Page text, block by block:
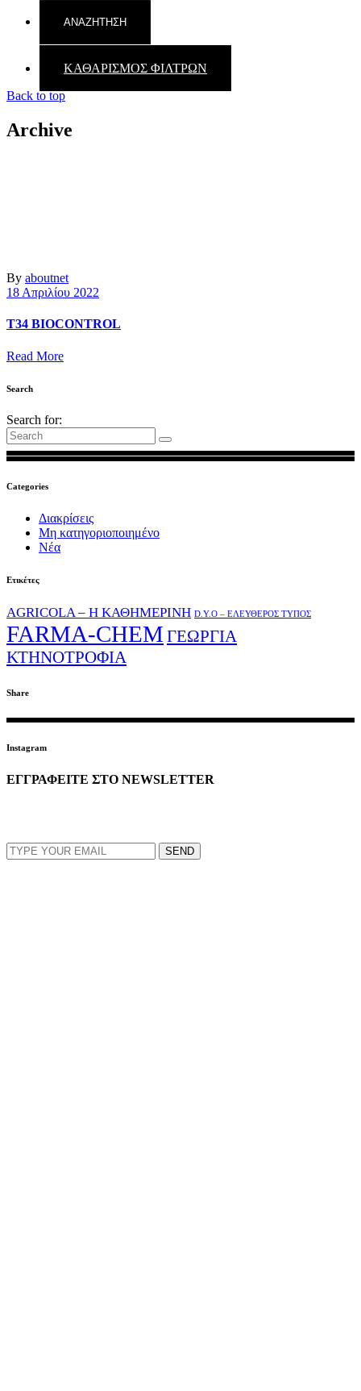
ΚΑΘΑΡΙΣΜΟΣ ΦΙΛΤΡΩΝ
Back to top
Archive
By aboutnet
18 Απριλίου 2022
T34 BIOCONTROL
Read More
Search
Search for:
Categories
Διακρίσεις
Μη κατηγοριοποιημένο
Νέα
Ετικέτες
AGRICOLA – Η ΚΑΘΗΜΕΡΙΝΗ D.Y.O – ΕΛΕΥΘΕΡΟΣ ΤΥΠΟΣ
FARMA-CHEM ΓΕΩΡΓΙΑ
ΚΤΗΝΟΤΡΟΦΙΑ
Share
Instagram
ΕΓΓΡΑΦΕΙΤΕ ΣΤΟ NEWSLETTER